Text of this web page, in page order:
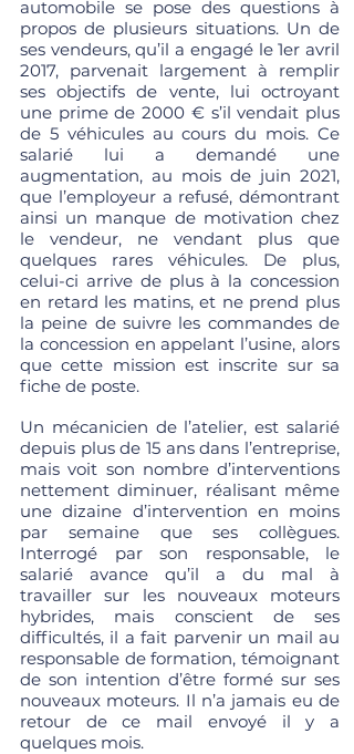
automobile se pose des questions à
propos de plusieurs situations. Un de
ses vendeurs, qu’il a engagé le 1er avril
2017, parvenait largement à remplir
ses objectifs de vente, lui octroyant
une prime de 2000 € s’il vendait plus
de 5 véhicules au cours du mois. Ce
salarié lui a demandé une
augmentation, au mois de juin 2021,
que l’employeur a refusé, démontrant
ainsi un manque de motivation chez
le vendeur, ne vendant plus que
quelques rares véhicules. De plus,
celui-ci arrive de plus à la concession
en retard les matins, et ne prend plus
la peine de suivre les commandes de
la concession en appelant l’usine, alors
que cette mission est inscrite sur sa
fiche de poste.
Un mécanicien de l’atelier, est salarié
depuis plus de 15 ans dans l’entreprise,
mais voit son nombre d’interventions
nettement diminuer, réalisant même
une dizaine d’intervention en moins
par semaine que ses collègues.
Interrogé par son responsable, le
salarié avance qu’il a du mal à
travailler sur les nouveaux moteurs
hybrides, mais conscient de ses
difficultés, il a fait parvenir un mail au
responsable de formation, témoignant
de son intention d’être formé sur ses
nouveaux moteurs. Il n’a jamais eu de
retour de ce mail envoyé il y a
quelques mois.